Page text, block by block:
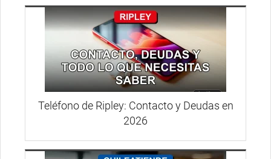
Teléfono de Ripley: Contacto y Deudas en
2026